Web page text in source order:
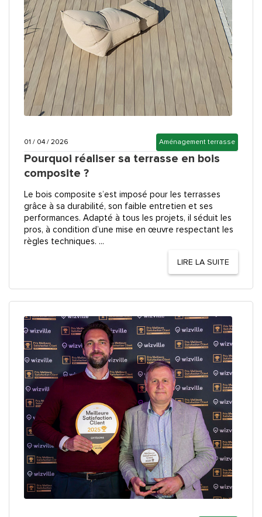
01 / 04 / 2026 Aménagement terrasse
Pourquoi réaliser sa terrasse en bois
composite ?
Le bois composite s’est imposé pour les terrasses
grâce à sa durabilité, son faible entretien et ses
performances. Adapté à tous les projets, il séduit les
pros, à condition d’une mise en œuvre respectant les
règles techniques. ...
LIRE LA SUITE